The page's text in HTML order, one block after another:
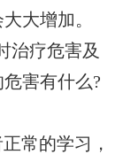
大增加。
治疗危害及
害有什么?
常的学习，